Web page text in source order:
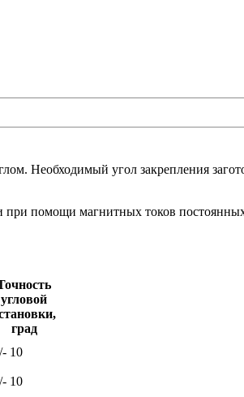
Необходимый угол закрепления
помощи магнитных токов постоянных
угловой
град
10
10